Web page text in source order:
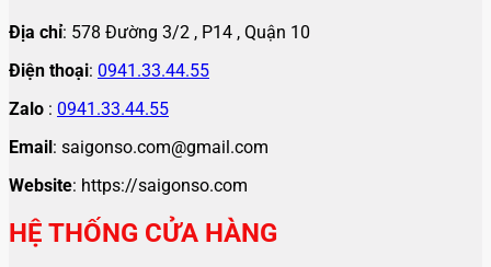
Địa chỉ: 578 Đường 3/2 , P14 , Quận 10
Điện thoại: 0941.33.44.55
Zalo : 0941.33.44.55
Email: saigonso.com@gmail.com
Website: https://saigonso.com
HỆ THỐNG CỬA HÀNG